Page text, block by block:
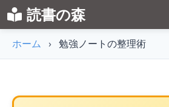
ホーム › 勉強ノートの整理術
読書の森